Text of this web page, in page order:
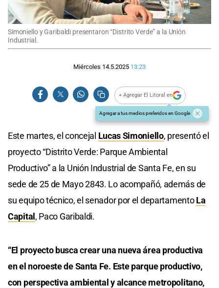
Simoniello y Garibaldi presentaron “Distrito Verde” a la Unión
Industrial.
Miércoles 14.5.2025 13:23
+ Agregar El Litoral en
Agregar a tus medios preferidos en Google
Este martes, el concejal Lucas Simoniello, presentó el
proyecto “Distrito Verde: Parque Ambiental
Productivo” a la Unión Industrial de Santa Fe, en su
sede de 25 de Mayo 2843. Lo acompañó, además de
su equipo técnico, el senador por el departamentoLa
Capital, Paco Garibaldi.
“El proyecto busca crear una nueva área productiva
en el noroeste de Santa Fe. Este parque productivo,
con perspectiva ambiental y alcance metropolitano,